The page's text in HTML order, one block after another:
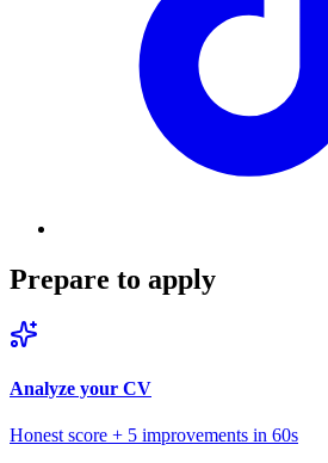
Prepare to apply
Analyze your CV
Honest score + 5 improvements in 60s